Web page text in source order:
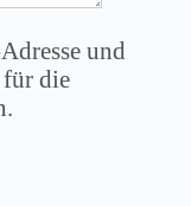
und
für die